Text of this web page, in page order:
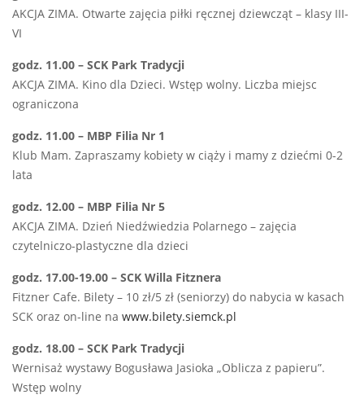
AKCJA ZIMA. Otwarte zajęcia piłki ręcznej dziewcząt – klasy III-
VI
godz. 11.00 – SCK Park Tradycji
AKCJA ZIMA. Kino dla Dzieci. Wstęp wolny. Liczba miejsc
ograniczona
godz. 11.00 – MBP Filia Nr 1
Klub Mam. Zapraszamy kobiety w ciąży i mamy z dziećmi 0-2
lata
godz. 12.00 – MBP Filia Nr 5
AKCJA ZIMA. Dzień Niedźwiedzia Polarnego – zajęcia
czytelniczo-plastyczne dla dzieci
godz. 17.00-19.00 – SCK Willa Fitznera
Fitzner Cafe. Bilety – 10 zł/5 zł (seniorzy) do nabycia w kasach
SCK oraz on-line na www.bilety.siemck.pl
godz. 18.00 – SCK Park Tradycji
Wernisaż wystawy Bogusława Jasioka „Oblicza z papieru”.
Wstęp wolny